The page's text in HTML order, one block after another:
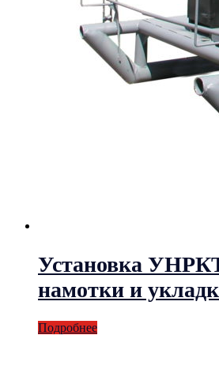
Установка
намотки и
Подробнее